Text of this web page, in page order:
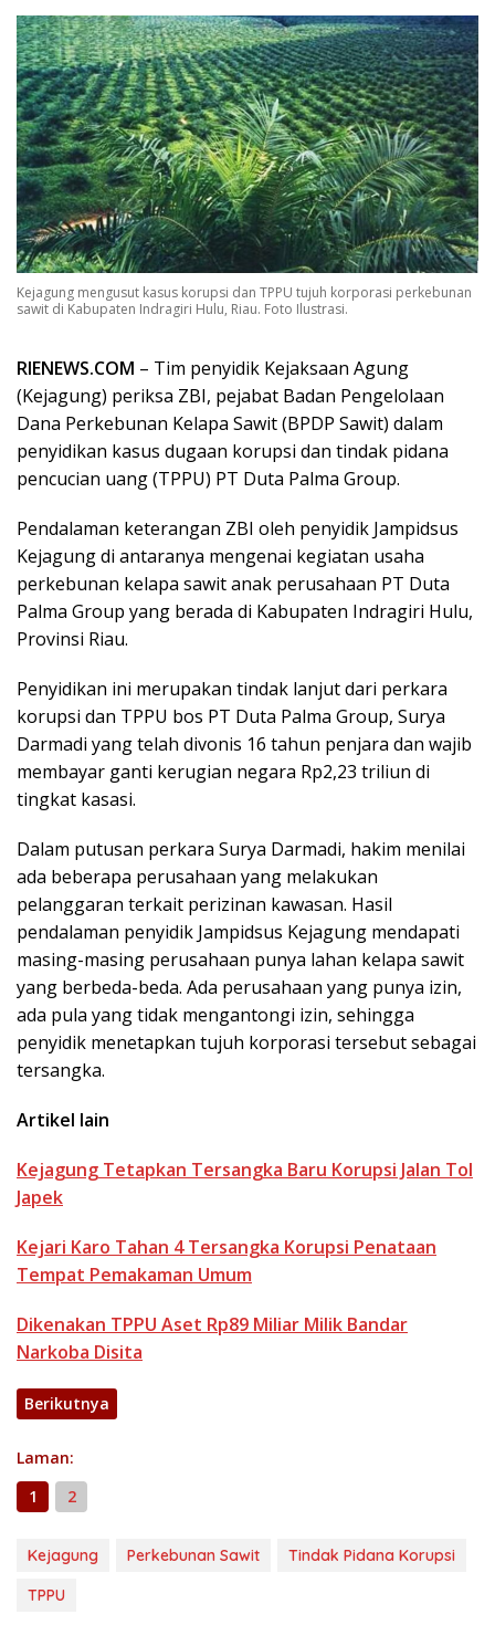
Kejagung mengusut kasus korupsi dan TPPU tujuh korporasi perkebunan
sawit di Kabupaten Indragiri Hulu, Riau. Foto Ilustrasi.
RIENEWS.COM – Tim penyidik Kejaksaan Agung
(Kejagung) periksa ZBI, pejabat Badan Pengelolaan
Dana Perkebunan Kelapa Sawit (BPDP Sawit) dalam
penyidikan kasus dugaan korupsi dan tindak pidana
pencucian uang (TPPU) PT Duta Palma Group.
Pendalaman keterangan ZBI oleh penyidik Jampidsus
Kejagung di antaranya mengenai kegiatan usaha
perkebunan kelapa sawit anak perusahaan PT Duta
Palma Group yang berada di Kabupaten Indragiri Hulu,
Provinsi Riau.
Penyidikan ini merupakan tindak lanjut dari perkara
korupsi dan TPPU bos PT Duta Palma Group, Surya
Darmadi yang telah divonis 16 tahun penjara dan wajib
membayar ganti kerugian negara Rp2,23 triliun di
tingkat kasasi.
Dalam putusan perkara Surya Darmadi, hakim menilai
ada beberapa perusahaan yang melakukan
pelanggaran terkait perizinan kawasan. Hasil
pendalaman penyidik Jampidsus Kejagung mendapati
masing-masing perusahaan punya lahan kelapa sawit
yang berbeda-beda. Ada perusahaan yang punya izin,
ada pula yang tidak mengantongi izin, sehingga
penyidik menetapkan tujuh korporasi tersebut sebagai
tersangka.
Artikel lain
Kejagung Tetapkan Tersangka Baru Korupsi Jalan Tol
Japek
Kejari Karo Tahan 4 Tersangka Korupsi Penataan
Tempat Pemakaman Umum
Dikenakan TPPU Aset Rp89 Miliar Milik Bandar
Narkoba Disita
Berikutnya
Laman:
1
2
Kejagung Perkebunan Sawit
Tindak Pidana Korupsi
TPPU